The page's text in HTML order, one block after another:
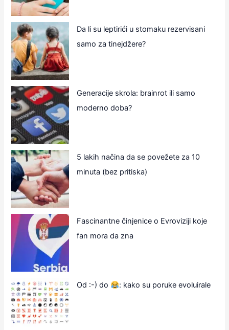
Da li su leptirići u stomaku rezervisani
samo za tinejdžere?
Generacije skrola: brainrot ili samo
moderno doba?
5 lakih načina da se povežete za 10
minuta (bez pritiska)
Fascinantne činjenice o Evroviziji koje
fan mora da zna
Od :-) do : kako su poruke evoluirale